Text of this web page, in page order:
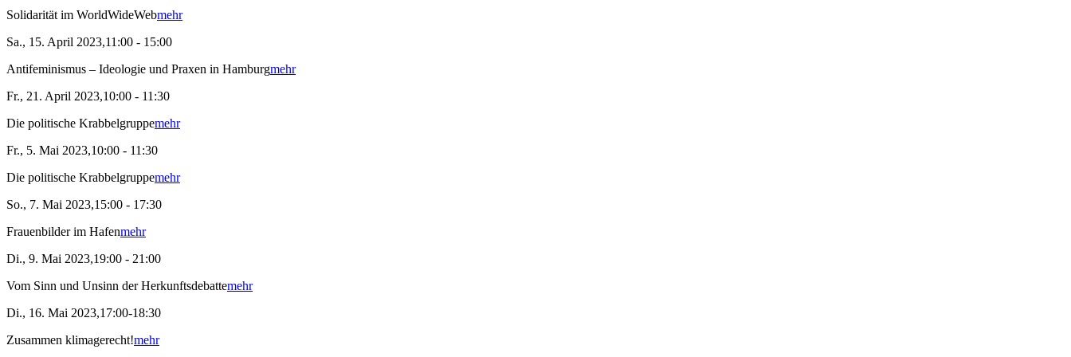
Solidarität im WorldWideWebmehr
Sa., 15. April 2023,11:00 - 15:00
Antifeminismus – Ideologie und Praxen in Hamburgmehr
Fr., 21. April 2023,10:00 - 11:30
Die politische Krabbelgruppemehr
Fr., 5. Mai 2023,10:00 - 11:30
Die politische Krabbelgruppemehr
So., 7. Mai 2023,15:00 - 17:30
Frauenbilder im Hafenmehr
Di., 9. Mai 2023,19:00 - 21:00
Vom Sinn und Unsinn der Herkunftsdebattemehr
Di., 16. Mai 2023,17:00-18:30
Zusammen klimagerecht!mehr